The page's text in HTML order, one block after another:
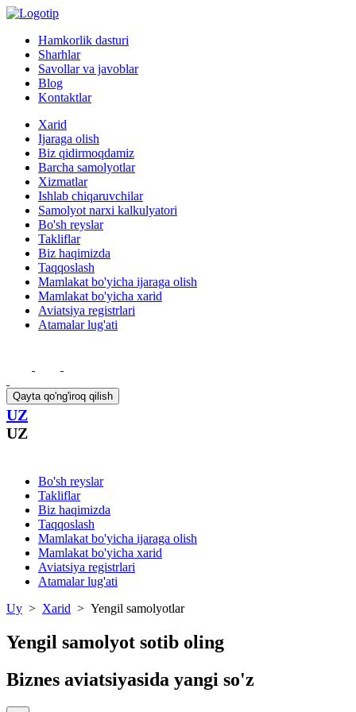
Hamkorlik dasturi
Sharhlar
Savollar va javoblar
Blog
Kontaktlar
Xarid
Ijaraga olish
Biz qidirmoqdamiz
Barcha samolyotlar
Xizmatlar
Ishlab chiqaruvchilar
Samolyot narxi kalkulyatori
Bo'sh reyslar
Takliflar
Biz haqimizda
Taqqoslash
Mamlakat bo'yicha ijaraga olish
Mamlakat bo'yicha xarid
Aviatsiya registrlari
Atamalar lug'ati
Qayta qo'ng'iroq qilish
UZ
UZ
Bo'sh reyslar
Takliflar
Biz haqimizda
Taqqoslash
Mamlakat bo'yicha ijaraga olish
Mamlakat bo'yicha xarid
Aviatsiya registrlari
Atamalar lug'ati
Uy > Xarid > Yengil samolyotlar
Yengil samolyot sotib oling
Biznes aviatsiyasida yangi so'z